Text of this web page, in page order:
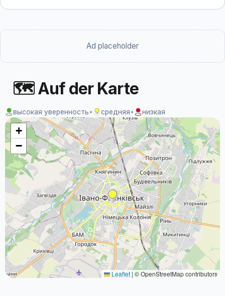
Ad placeholder
🗺 Auf der Karte
высокая уверенность• средняя• низкая
+
−
Leaflet | © OpenStreetMap contributors